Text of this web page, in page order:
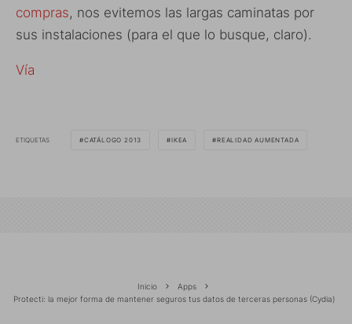
compras, nos evitemos las largas caminatas por
sus instalaciones (para el que lo busque, claro).
Vía
ETIQUETAS CATÁLOGO 2013 IKEA REALIDAD AUMENTADA
Inicio
Apps
Protecti: la mejor forma de mantener seguros tus datos de terceras personas (Cydia)